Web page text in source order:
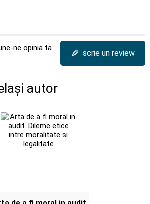
ne opinia ta
✎ scrie un review
autor